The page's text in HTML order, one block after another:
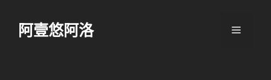
阿壹悠阿洛 選